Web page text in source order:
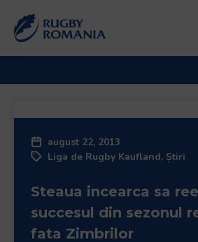
in
august 22, 2013
Liga de Rugby Kaufland, Știri
Steaua incearca sa
succesul din sezonul
fata Zimbrilor